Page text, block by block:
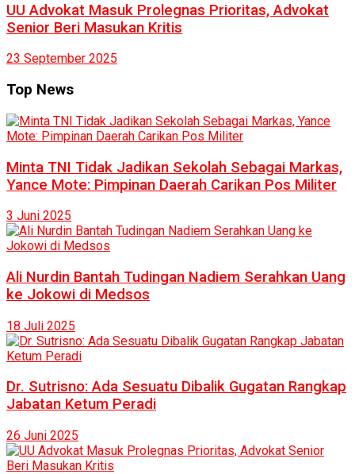
UU Advokat Masuk Prolegnas Prioritas, Advokat
Senior Beri Masukan Kritis
23 September 2025
Top News
Minta TNI Tidak Jadikan Sekolah Sebagai Markas,
Yance Mote: Pimpinan Daerah Carikan Pos Militer
3 Juni 2025
Ali Nurdin Bantah Tudingan Nadiem Serahkan Uang
ke Jokowi di Medsos
18 Juli 2025
Dr. Sutrisno: Ada Sesuatu Dibalik Gugatan Rangkap
Jabatan Ketum Peradi
26 Juni 2025